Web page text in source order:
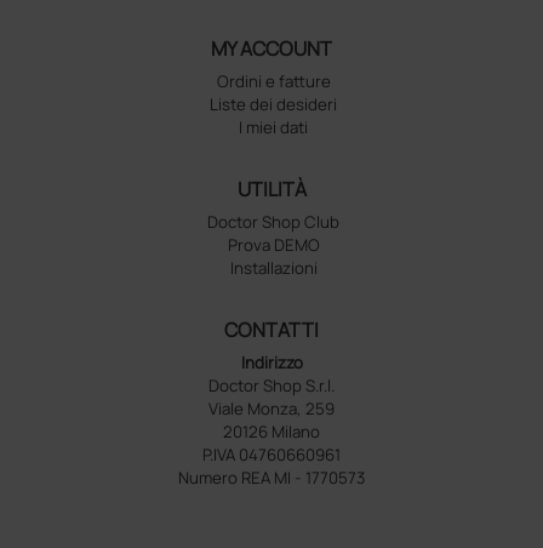
MY ACCOUNT
Ordini e fatture
Liste dei desideri
I miei dati
UTILITÀ
Doctor Shop Club
Prova DEMO
Installazioni
CONTATTI
Indirizzo
Doctor Shop S.r.l.
Viale Monza, 259
20126 Milano
P.IVA 04760660961
Numero REA MI - 1770573